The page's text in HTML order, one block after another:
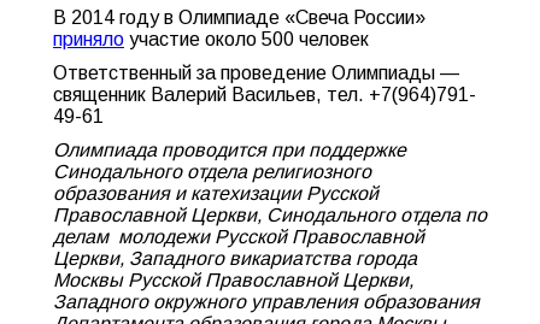
В 2014 году в Олимпиаде «Свеча России»
приняло участие около 500 человек
Ответственный за проведение Олимпиады —
священник Валерий Васильев, тел. +7(964)791-
49-61
Олимпиада проводится при поддержке
Синодального отдела религиозного
образования и катехизации Русской
Православной Церкви, Синодального отдела по
делам молодежи Русской Православной
Церкви, Западного викариатства города
Москвы Русской Православной Церкви,
Западного окружного управления образования